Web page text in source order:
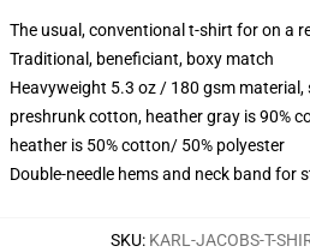
The usual, conventional t-shirt for on a
Traditional, beneficiant, boxy match
Heavyweight 5.3 oz / 180 gsm material,
preshrunk cotton, heather gray is 90%
heather is 50% cotton/ 50% polyester
Double-needle hems and neck band for
SKU: KARL-JACOBS-T-